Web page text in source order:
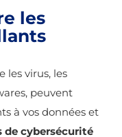
les
les virus, les
peuvent
à vos données et
de cybersécurité